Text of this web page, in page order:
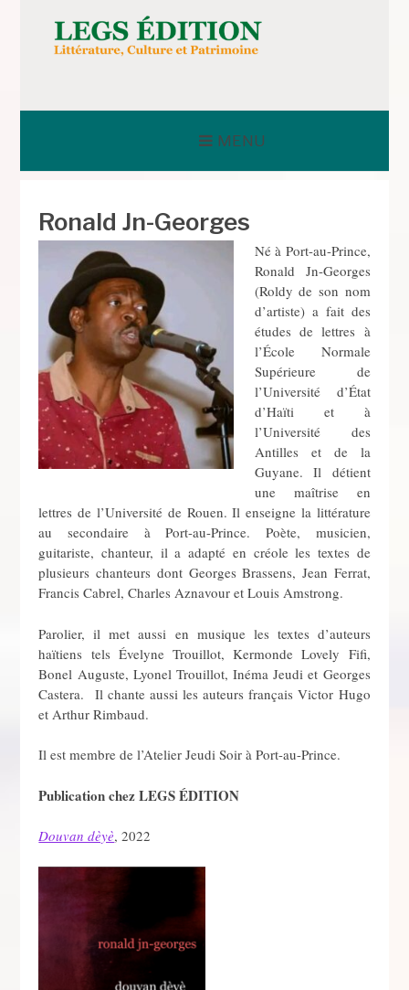
contenuLEGS ÉDITION
MENU
Ronald Jn-Georges
Né à Port-au-Prince,
Ronald Jn-Georges
(Roldy de son nom
d’artiste) a fait des
études de lettres à
l’École Normale
Supérieure de
l’Université d’État
d’Haïti et à
l’Université des
Antilles et de la
Guyane. Il détient
une maîtrise en
lettres de l’Université de Rouen. Il enseigne la littérature
au secondaire à Port-au-Prince. Poète, musicien,
guitariste, chanteur, il a adapté en créole les textes de
plusieurs chanteurs dont Georges Brassens, Jean Ferrat,
Francis Cabrel, Charles Aznavour et Louis Amstrong.
Parolier, il met aussi en musique les textes d’auteurs
haïtiens tels Évelyne Trouillot, Kermonde Lovely Fifi,
Bonel Auguste, Lyonel Trouillot, Inéma Jeudi et Georges
Castera. Il chante aussi les auteurs français Victor Hugo
et Arthur Rimbaud.
Il est membre de l’Atelier Jeudi Soir à Port-au-Prince.
Publication chez LEGS ÉDITION
Douvan dèyè, 2022